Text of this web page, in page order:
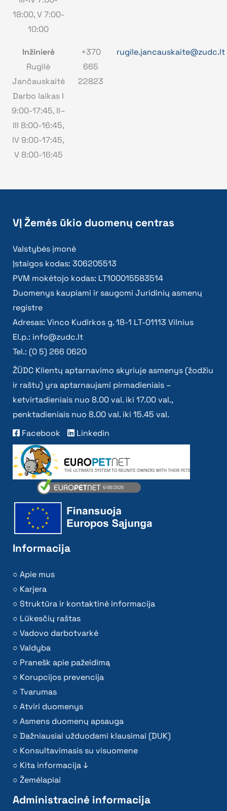
18:00, V 7:00-
10:00
Inžinierė
Rugilė
Jančauskaitė
Darbo laikas I
9:00-17:45, II–
III 8:00-16:45,
IV 9:00-17:45,
V 8:00-16:45
+370
665
22823
rugile.jancauskaite@zudc.lt
VĮ Žemės ūkio duomenų centras
Valstybės įmonė
Įstaigos kodas: 306205513
PVM mokėtojo kodas: LT100015583514
Duomenys kaupiami ir saugomi Juridinių asmenų
registre
Adresas: Vinco Kudirkos g. 18-1 LT-01113 Vilnius
El.p.: info@zudc.lt
Tel.: (0 5) 266 0620
ŽŪDC Klientų aptarnavimo skyriuje asmenys (žodžiu
ir raštu) yra aptarnaujami pirmadieniais –
ketvirtadieniais nuo 8.00 val. iki 17.00 val.,
penktadieniais nuo 8.00 val. iki 15.45 val.
Facebook
Linkedin
Informacija
Apie mus
Karjera
Struktūra ir kontaktinė informacija
Lūkesčių raštas
Vadovo darbotvarkė
Valdyba
Pranešk apie pažeidimą
Korupcijos prevencija
Tvarumas
Atviri duomenys
Asmens duomenų apsauga
Dažniausiai užduodami klausimai (DUK)
Konsultavimasis su visuomene
Kita informacija ↓
Žemėlapiai
Administracinė informacija